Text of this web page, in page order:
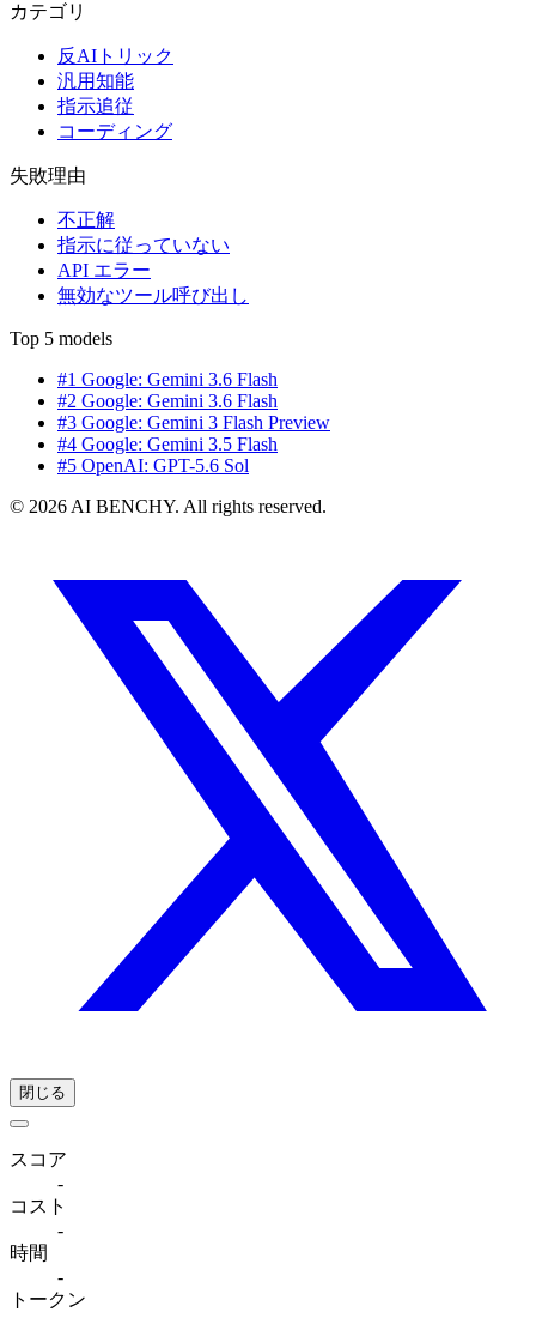
カテゴリ
反AIトリック
汎用知能
指示追従
コーディング
失敗理由
不正解
指示に従っていない
API エラー
無効なツール呼び出し
Top 5 models
#1 Google: Gemini 3.6 Flash
#2 Google: Gemini 3.6 Flash
#3 Google: Gemini 3 Flash Preview
#4 Google: Gemini 3.5 Flash
#5 OpenAI: GPT-5.6 Sol
© 2026 AI BENCHY. All rights reserved.
閉じる
スコア
-
コスト
-
時間
-
トークン